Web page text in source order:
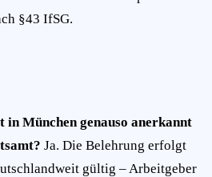
§43 IfSG.
München genauso anerkannt
Ja. Die Belehrung erfolgt
gültig – Arbeitgeber